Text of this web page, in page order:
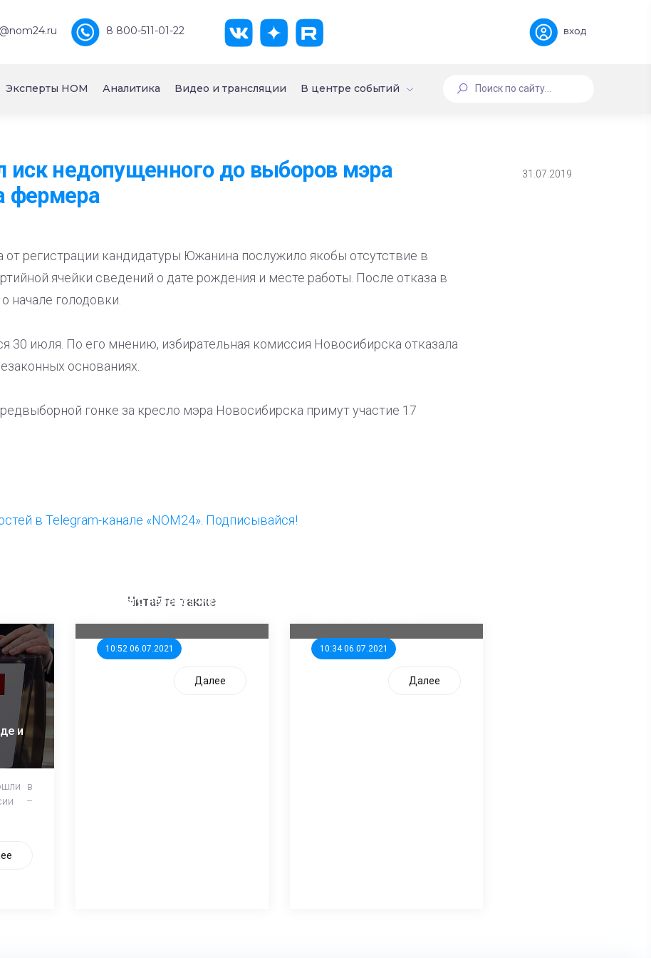
8 800-511-01-22 вход
Эксперты НОМ Аналитика Видео и трансляции В центре событий
иск недопущенного до выборов мэра
фермера
31.07.2019
от регистрации кандидатуры Южанина послужило якобы отсутствие в
ячейки сведений о дате рождения и месте работы. После отказа в
начале голодовки.
30 июля. По его мнению, избирательная комиссия Новосибирска отказала
основаниях.
гонке за кресло мэра Новосибирска примут участие 17
в Telegram-канале «NOM24». Подписывайся!
Читайте также
и
в
–
10:52 06.07.2021
единого перевозчика для
Далее
10:34 06.07.2021
Далее